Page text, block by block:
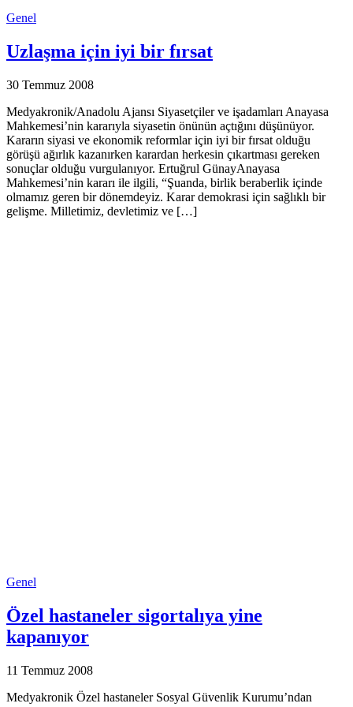
Genel
Uzlaşma için iyi bir fırsat
30 Temmuz 2008
Medyakronik/Anadolu Ajansı Siyasetçiler ve işadamları Anayasa
Mahkemesi’nin kararıyla siyasetin önünün açtığını düşünüyor.
Kararın siyasi ve ekonomik reformlar için iyi bir fırsat olduğu
görüşü ağırlık kazanırken karardan herkesin çıkartması gereken
sonuçlar olduğu vurgulanıyor. Ertuğrul GünayAnayasa
Mahkemesi’nin kararı ile ilgili, “Şuanda, birlik beraberlik içinde
olmamız geren bir dönemdeyiz. Karar demokrasi için sağlıklı bir
gelişme. Milletimiz, devletimiz ve […]
Genel
Özel hastaneler sigortalıya yine
kapanıyor
11 Temmuz 2008
Medyakronik Özel hastaneler Sosyal Güvenlik Kurumu’ndan